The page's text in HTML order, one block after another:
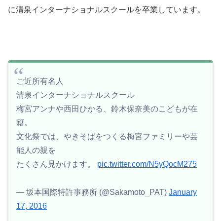
に清泉インターナショナルスクールを卒業しています。
ご近所有名人
清泉インターナショナルスクール
梅宮アンナや西田ひかる、鈴木保奈美のこどもが在
籍。
文化祭では、やきそばをつくる梅宮ファミリーや芸
能人の親を
たくさん見かけます。 pic.twitter.com/N5yQocM275
— 坂本国際特許事務所 (@Sakamoto_PAT) January
17, 2016